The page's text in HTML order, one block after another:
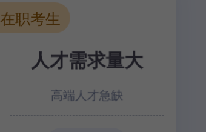
在职考生
人才需求量大
高端人才急缺